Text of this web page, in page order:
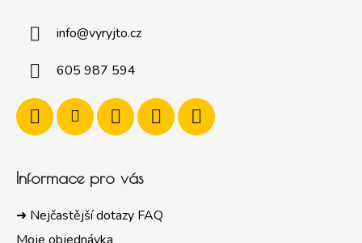
info@vyryjto.cz
605 987 594
Informace pro vás
➜ Nejčastější dotazy FAQ